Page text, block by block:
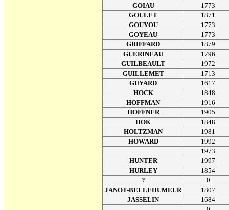
GOIAU
1773
GOULET
1871
GOUYOU
1773
GOYEAU
1773
GRIFFARD
1879
GUERINEAU
1796
GUILBEAULT
1972
GUILLEMET
1713
GUYARD
1617
HOCK
1848
HOFFMAN
1916
HOFFNER
1905
HOK
1848
HOLTZMAN
1981
HOWARD
1992
1973
HUNTER
1997
HURLEY
1854
?
0
JANOT-BELLEHUMEUR
1807
JASSELIN
1684